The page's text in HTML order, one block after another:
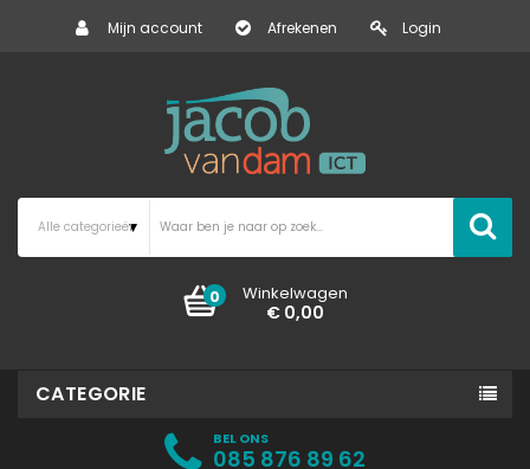
Mijn account Afrekenen Login
Winkelwagen
0
€ 0,00
CATEGORIE
BEL ONS
085 876 89 62